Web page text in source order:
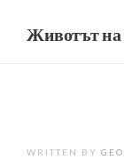
Животът на
WRITTEN BY